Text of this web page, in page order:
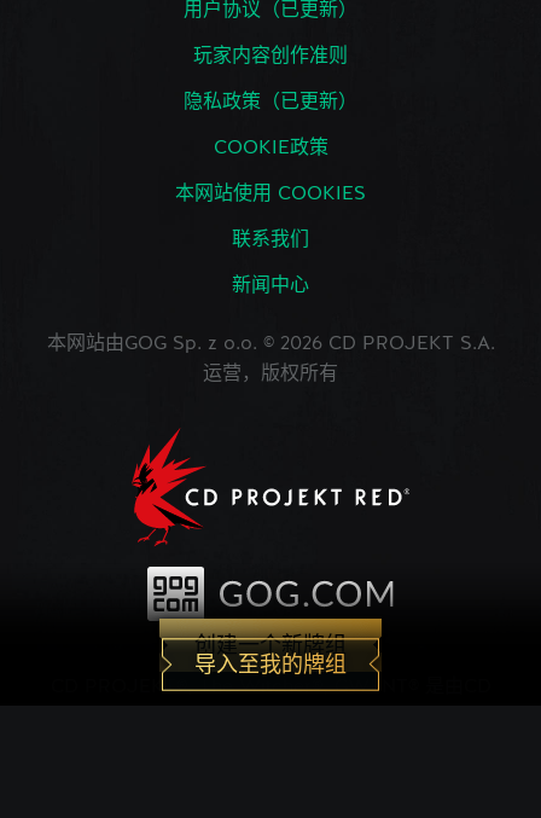
创建一个新牌组
导入至我的牌组
用户协议（已更新）
玩家内容创作准则
隐私政策（已更新）
COOKIE政策
本网站使用 COOKIES
联系我们
新闻中心
本网站由GOG Sp. z o.o. © 2026 CD PROJEKT S.A.
运营，版权所有
CD PROJEKT®, The Witcher®, GWENT® 是由CD